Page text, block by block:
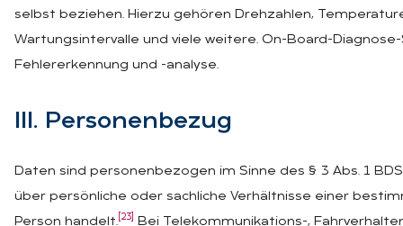
selbst beziehen. Hierzu gehören Drehzahlen,
Wartungsintervalle und viele weitere. On-Board-
Fehlererkennung und -analyse.
III. Per­so­nen­be­zug
Daten sind personenbezogen im Sinne des § 3 Abs. 1
über persönliche oder sachliche Verhältnisse einer
Person handelt. [23] Bei Telekommunikations-,